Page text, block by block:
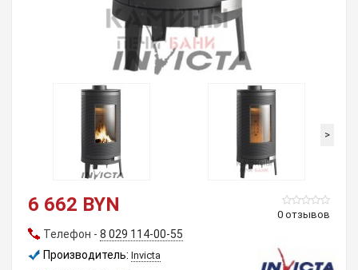
>
0 отзывов
6 662 BYN
Телефон - 8 029 114-00-55
Производитель: Invicta